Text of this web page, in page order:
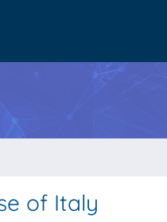
of Italy